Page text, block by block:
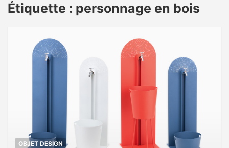
Étiquette : personnage en bois
OBJET DESIGN